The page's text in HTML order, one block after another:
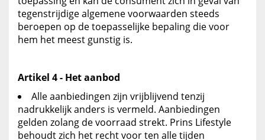
tegenstrijdige algemene voorwaarden steeds
beroepen op de toepasselijke bepaling die voor
hem het meest gunstig is.
Artikel 4 - Het aanbod
Alle aanbiedingen zijn vrijblijvend tenzij
nadrukkelijk anders is vermeld. Aanbiedingen
gelden zolang de voorraad strekt. Prins Lifestyle
behoudt zich het recht voor ten alle tijden